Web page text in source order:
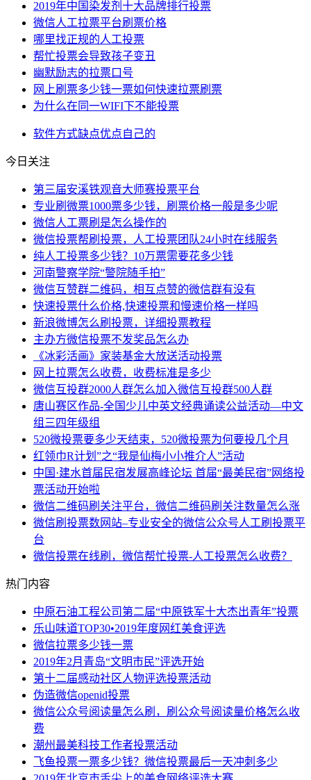
2019年中国染发剂十大品牌排行投票
微信人工拉票平台刷票价格
哪里找正规的人工投票
帮忙投票会导致孩子变丑
幽默励志的拉票口号
网上刷票多少钱一票如何快速拉票刷票
为什么在同一WIFI下不能投票
软件方式缺点优点自己的
今日关注
第三届安溪铁观音大师赛投票平台
专业刷微票1000票多少钱，刷票价格一般是多少呢
微信人工票刷是怎么操作的
微信投票帮刷投票，人工投票团队24小时在线服务
纯人工投票多少钱？10万票需要花多少钱
河南警察学院“警院随手拍”
微信互赞群二维码，相互点赞的微信群有没有
快速投票什么价格,快速投票和慢速价格一样吗
新浪微博怎么刷投票，详细投票教程
主办方微信投票不发奖品怎么办
《冰彩活画》家装基金大放送活动投票
网上拉票怎么收费，收费标准是多少
微信互投群2000人群怎么加入微信互投群500人群
唐山赛区作品-全国少儿中英文经典诵读公益活动—中文
组三四年级组
520微投票要多少天结束，520微投票为何要投几个月
红领巾R计划”之“我是仙梅小小推介人”活动
中国·建水首届民宿发展高峰论坛 首届“最美民宿”网络投
票活动开始啦
微信二维码刷关注平台，微信二维码刷关注数量怎么涨
微信刷投票数网站–专业安全的微信公众号人工刷投票平
台
微信投票在线刷，微信帮忙投票-人工投票怎么收费？
热门内容
中原石油工程公司第二届“中原铁军十大杰出青年”投票
乐山味道TOP30•2019年度网红美食评选
微信拉票多少钱一票
2019年2月青岛“文明市民”评选开始
第十二届感动社区人物评选投票活动
伪造微信openid投票
微信公众号阅读量怎么刷，刷公众号阅读量价格怎么收
费
潮州最美科技工作者投票活动
飞鱼投票一票多少钱？微信投票最后一天冲刺多少